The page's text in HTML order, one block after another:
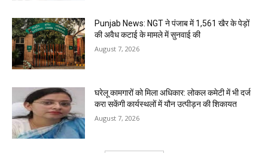
Punjab News: NGT ने पंजाब में 1,561 खैर के पेड़ों
की अवैध कटाई के मामले में सुनवाई की
August 7, 2026
घरेलू कामगारों को मिला अधिकार: लोकल कमेटी में भी दर्ज
करा सकेंगी कार्यस्थलों में यौन उत्पीड़न की शिकायत
August 7, 2026